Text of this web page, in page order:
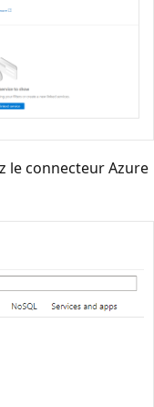
le connecteur Azure